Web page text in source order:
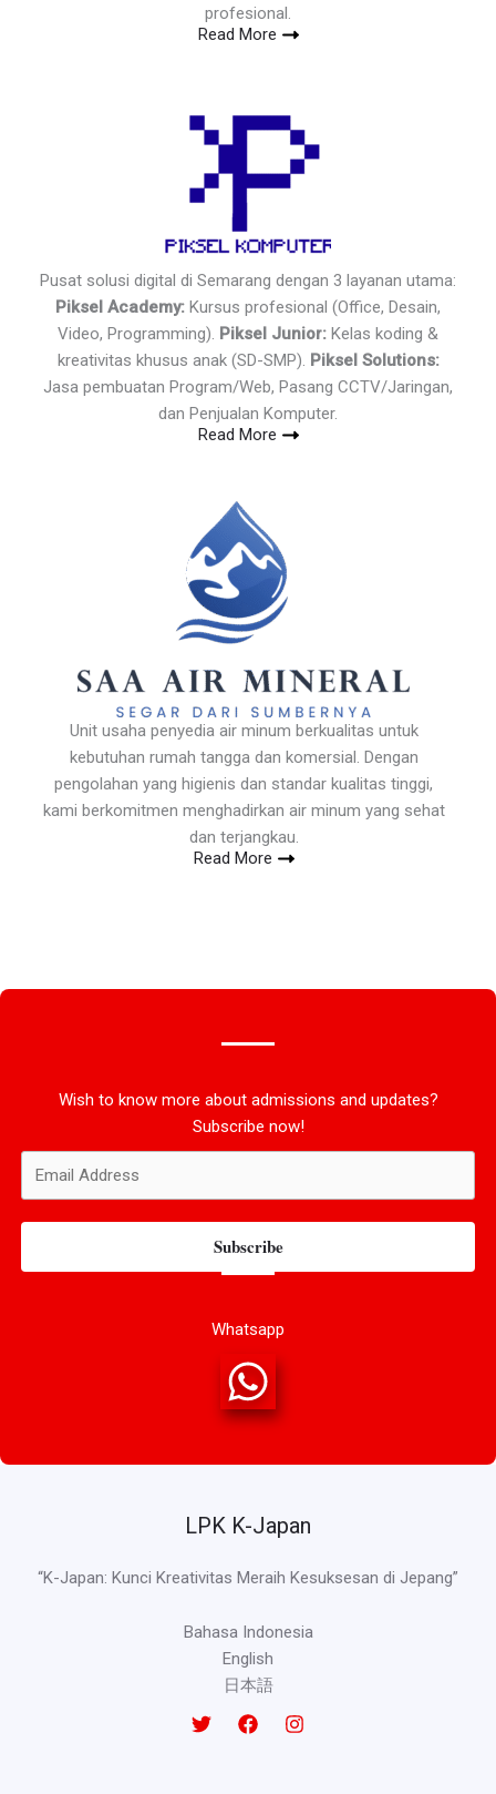
profesional.
Read More
Pusat solusi digital di Semarang dengan 3 layanan utama:
Piksel Academy: Kursus profesional (Office, Desain,
Video, Programming). Piksel Junior: Kelas koding &
kreativitas khusus anak (SD-SMP). Piksel Solutions:
Jasa pembuatan Program/Web, Pasang CCTV/Jaringan,
dan Penjualan Komputer.
Read More
Unit usaha penyedia air minum berkualitas untuk
kebutuhan rumah tangga dan komersial. Dengan
pengolahan yang higienis dan standar kualitas tinggi,
kami berkomitmen menghadirkan air minum yang sehat
dan terjangkau.
Read More
Wish to know more about admissions and updates?
Subscribe now!
Subscribe
Whatsapp
LPK K-Japan
“K-Japan: Kunci Kreativitas Meraih Kesuksesan di Jepang”
Bahasa Indonesia
English
日本語